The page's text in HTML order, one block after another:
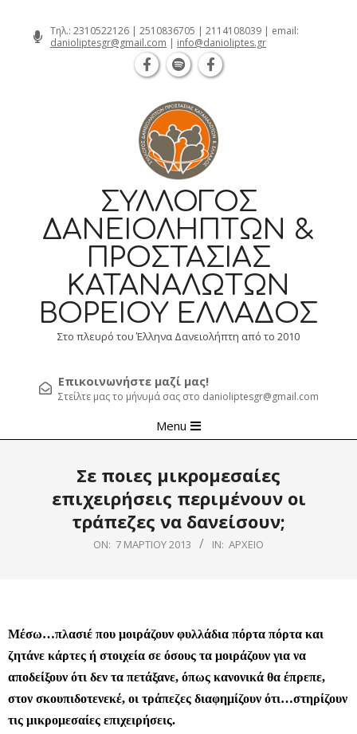
Τηλ.: 2310522126 | 2510836705 | 2114108039 | email:
danioliptesgr@gmail.com | info@danioliptes.gr
ΣΎΛΛΟΓΟΣ
ΔΑΝΕΙΟΛΗΠΤΏΝ &
ΠΡΟΣΤΑΣΊΑΣ
ΚΑΤΑΝΑΛΩΤΏΝ
ΒΟΡΕΊΟΥ ΕΛΛΆΔΟΣ
Στο πλευρό του Έλληνα Δανειολήπτη από το 2010
Επικοινωνήστε μαζί μας!
Στείλτε μας το μήνυμά σας στο danioliptesgr@gmail.com
Navigation
Menu
Σε ποιες μικρομεσαίες
επιχειρήσεις περιμένουν οι
τράπεζες να δανείσουν;
ON: 7 ΜΑΡΤΊΟΥ 2013 IN: ΑΡΧΕΊΟ
Μέσω…πλασιέ που μοιράζουν φυλλάδια πόρτα πόρτα και
ζητάνε κάρτες ή στοιχεία σε όσους τα μοιράζουν για να
αποδείξουν ότι δεν τα πετάξανε, όπως κανονικά θα έπρεπε,
στον σκουπιδοτενεκέ, οι τράπεζες διαφημίζουν ότι…στηρίζουν
τις μικρομεσαίες επιχειρήσεις.